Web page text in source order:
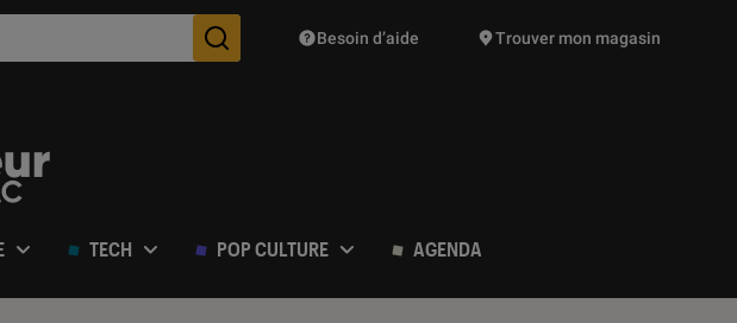
Des suggestions de produits vont vous être proposées
Besoin d’aide Trouver mon magasin
TECH POP CULTURE AGENDA